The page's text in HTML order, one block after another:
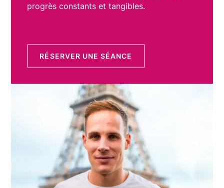
progrès constants et tangibles.
RÉSERVER UNE SÉANCE